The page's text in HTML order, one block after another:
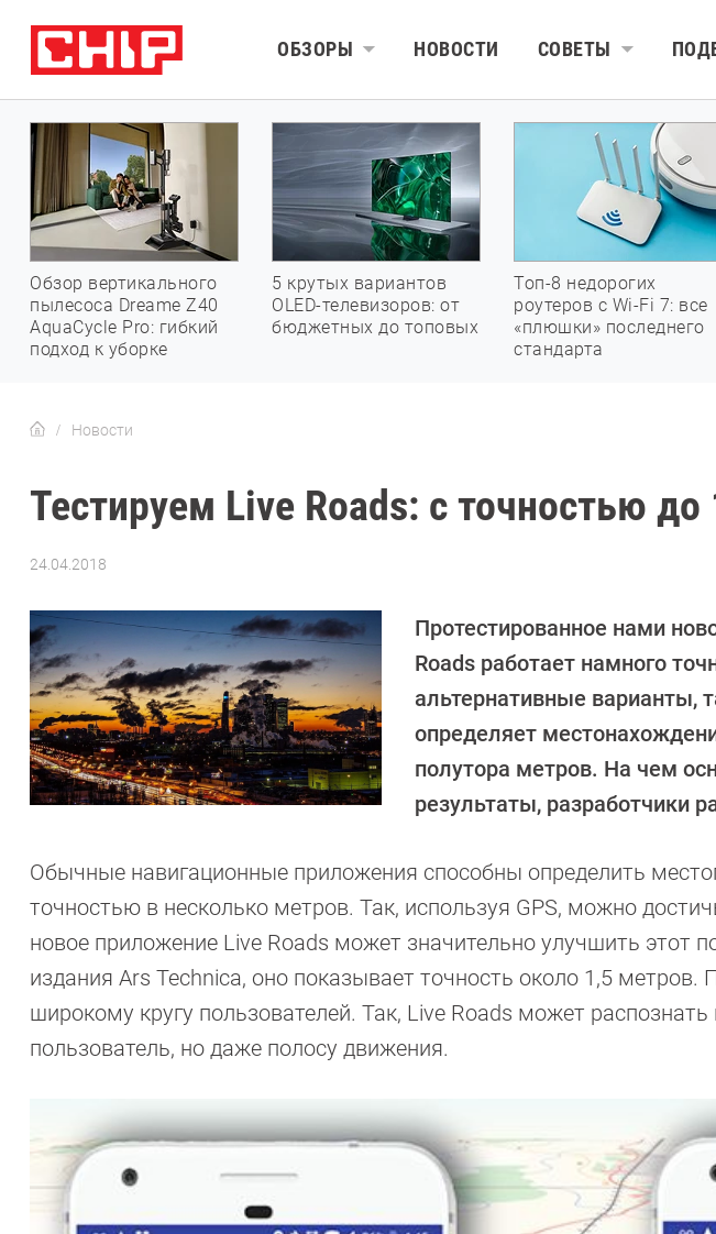
ОБЗОРЫ НОВОСТИ СОВЕТЫ
Обзор вертикального
пылесоса Dreame Z40
AquaCycle Pro: гибкий
подход к уборке
5 крутых вариантов
OLED-телевизоров: от
бюджетных до топовых
Топ-8 недорогих
роутеров с Wi-Fi 7: все
«плюшки» последнего
стандарта
Новости
Тестируем Live Roads: с точностью до
24.04.2018
Протестированное нами
Roads работает намного
альтернативные варианты,
определяет
полутора метров. На чем
результаты, разработчики
Обычные навигационные приложения способны определить
точностью в несколько метров. Так, используя GPS, можно
новое приложение Live Roads может значительно улучшить этот
издания Ars Technica, оно показывает точность около 1,5 метров.
широкому кругу пользователей. Так, Live Roads может распознать
пользователь, но даже полосу движения.